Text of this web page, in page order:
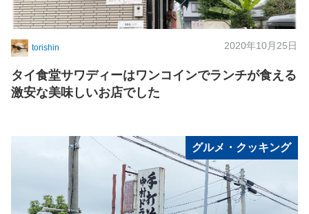
torishin 2020年10月25日
タイ食堂サワディーはワンコインでランチが食える
激安な美味しいお店でした
グルメ・クッキング